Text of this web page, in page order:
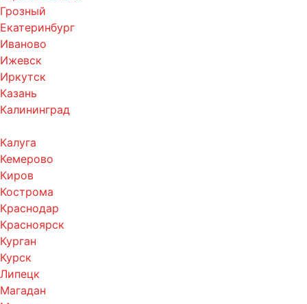
Грозный
Екатеринбург
Иваново
Ижевск
Иркутск
Казань
Калининград
Калуга
Кемерово
Киров
Кострома
Краснодар
Красноярск
Курган
Курск
Липецк
Магадан